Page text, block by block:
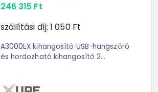
246 315 Ft
szállítási díj: 1 050Ft
A3000EX kihangosító USB-hangszóró
és hordozható kihangosító 2
hatósugara 5 méteres távolságig a